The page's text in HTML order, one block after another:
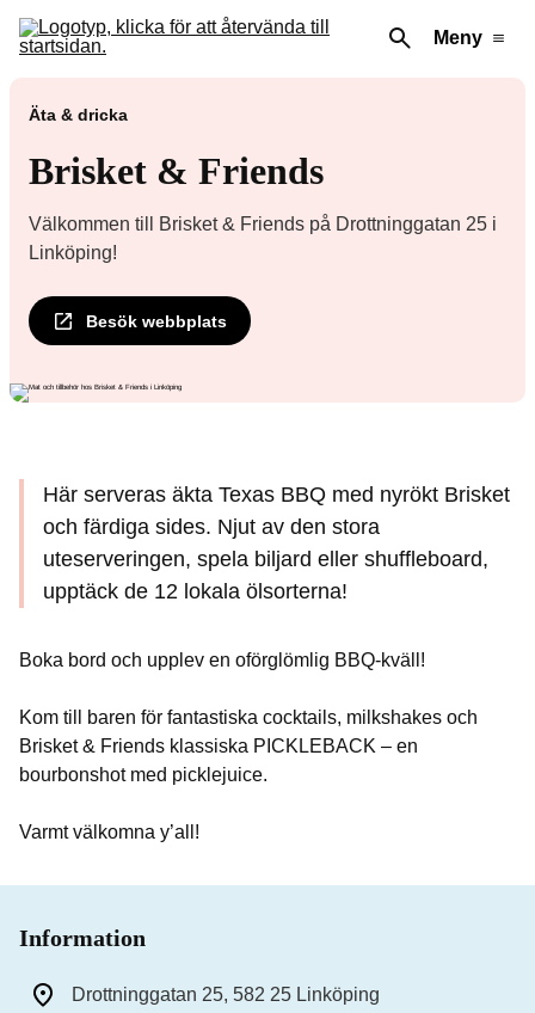
Meny
Äta & dricka
Brisket & Friends
Välkommen till Brisket & Friends på Drottninggatan 25 i
Linköping!
Besök webbplats
Här serveras äkta Texas BBQ med nyrökt Brisket
och färdiga sides. Njut av den stora
uteserveringen, spela biljard eller shuffleboard,
upptäck de 12 lokala ölsorterna!
Boka bord och upplev en oförglömlig BBQ-kväll!
Kom till baren för fantastiska cocktails, milkshakes och
Brisket & Friends klassiska PICKLEBACK – en
bourbonshot med picklejuice.
Varmt välkomna y’all!
Information
Drottninggatan 25, 582 25 Linköping